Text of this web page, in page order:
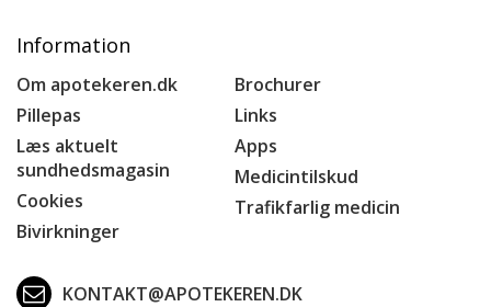
Information
Om apotekeren.dk
Pillepas
Læs aktuelt
sundhedsmagasin
Cookies
Bivirkninger
Brochurer
Links
Apps
Medicintilskud
Trafikfarlig medicin
KONTAKT@APOTEKEREN.DK